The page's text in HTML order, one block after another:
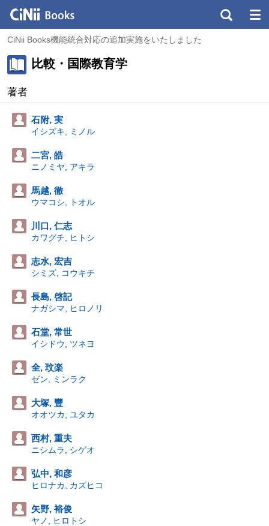
CiNii Books機能統合対応の追加実施をいたしました
比較・国際教育学
著者
石附, 実
イシズキ, ミノル
二宮, 皓
ニノミヤ, アキラ
馬越, 徹
ウマコシ, トオル
川口, 仁志
カワグチ, ヒトシ
志水, 宏吉
シミズ, コウキチ
長島, 啓記
ナガシマ, ヒロノリ
石堂, 常世
イシドウ, ツネヨ
全, 玟楽
ゼン, ミンラク
大塚, 豐
オオツカ, ユタカ
西村, 重夫
ニシムラ, シゲオ
弘中, 和彦
ヒロナカ, カズヒコ
矢野, 裕俊
ヤノ, ヒロトシ